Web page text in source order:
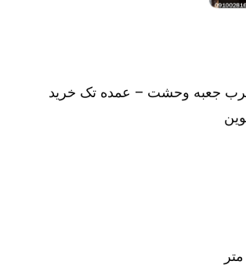
جعبه وحشت – عمده تک خرید